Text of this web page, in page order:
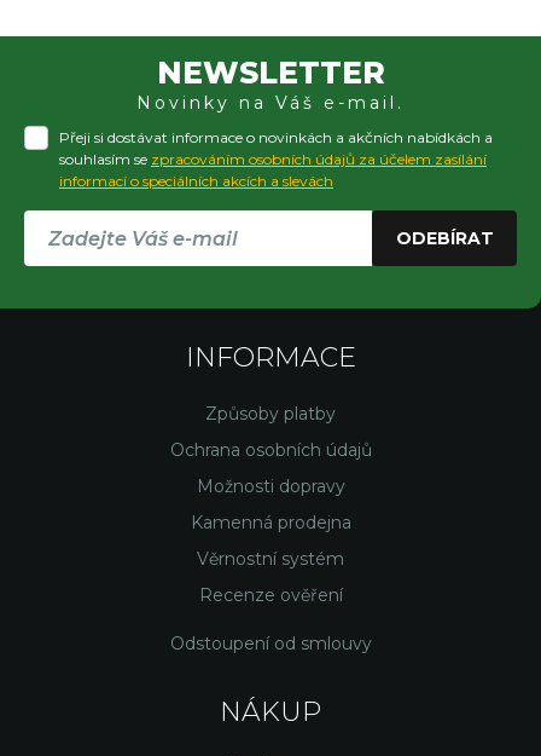
NEWSLETTER
Novinky na Váš e-mail.
Přeji si dostávat informace o novinkách a akčních nabídkách a
souhlasím se zpracováním osobních údajů za účelem zasílání
informací o speciálních akcích a slevách
ODEBÍRAT
INFORMACE
Způsoby platby
Ochrana osobních údajů
Možnosti dopravy
Kamenná prodejna
Věrnostní systém
Recenze ověření
Odstoupení od smlouvy
NÁKUP